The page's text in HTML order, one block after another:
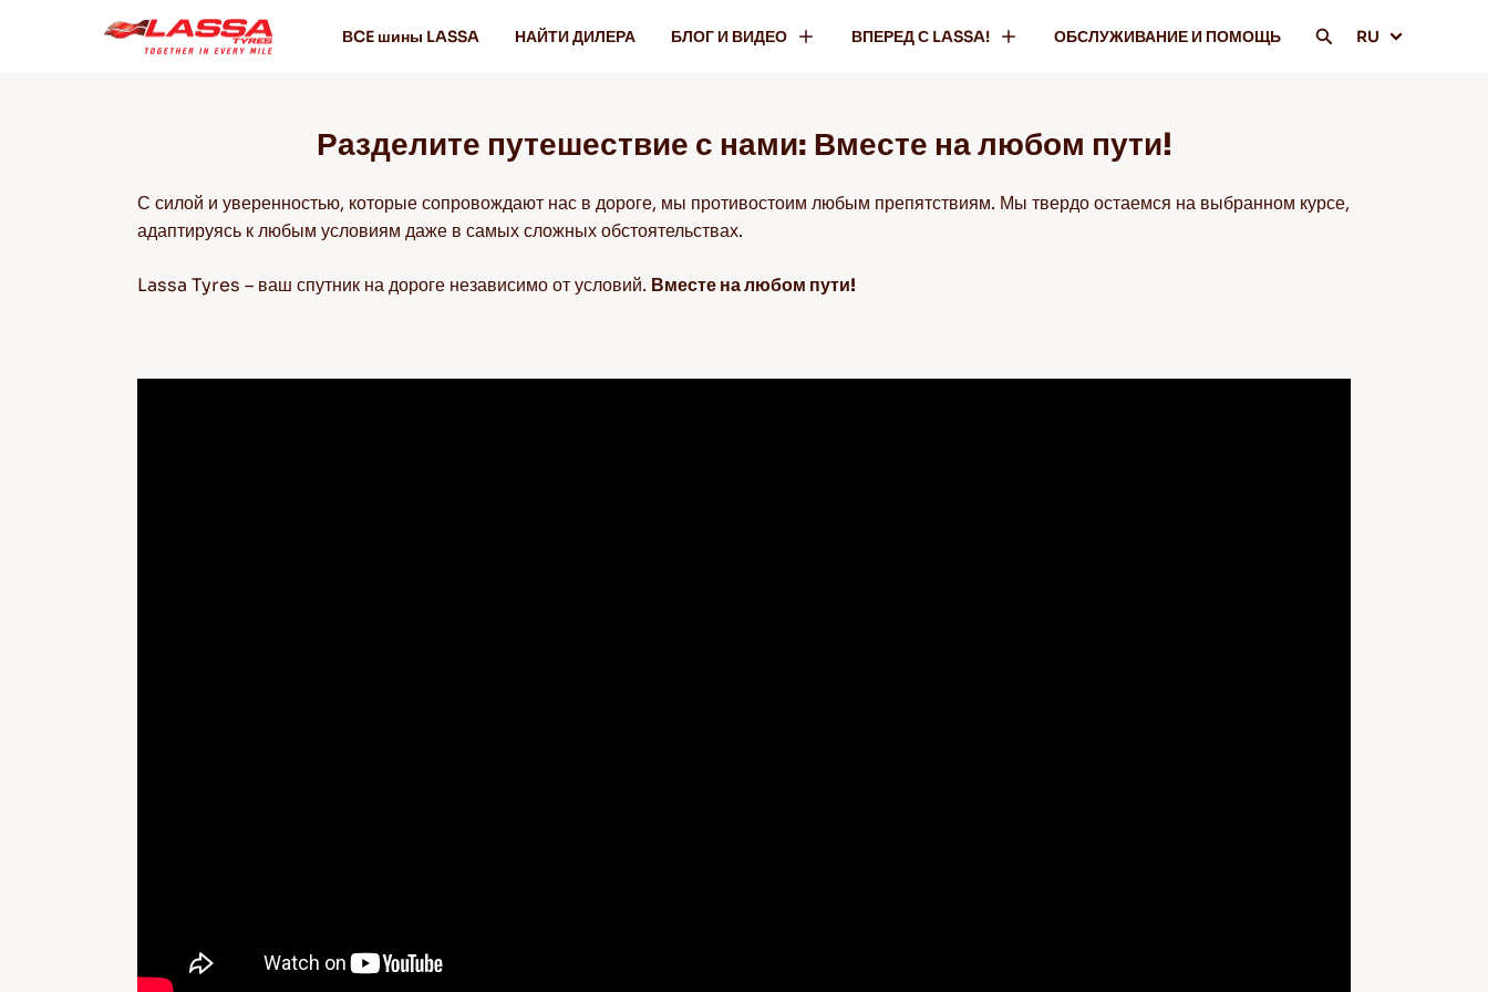
ВCE шины LASSA НАЙТИ ДИЛЕРА БЛОГ И ВИДЕО ВПЕРЕД С LASSA! ОБСЛУЖИВАНИЕ И ПОМОЩЬ RU
Разделите путешествие с нами: Вместе на любом пути!
С силой и уверенностью, которые сопровождают нас в дороге, мы противостоим любым препятствиям. Мы твердо остаемся на выбранном курсе,
адаптируясь к любым условиям даже в самых сложных обстоятельствах.
Lassa Tyres – ваш спутник на дороге независимо от условий. Вместе на любом пути!